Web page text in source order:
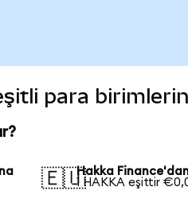
para
🇪🇺Hakka
1 HAKKA eşittir